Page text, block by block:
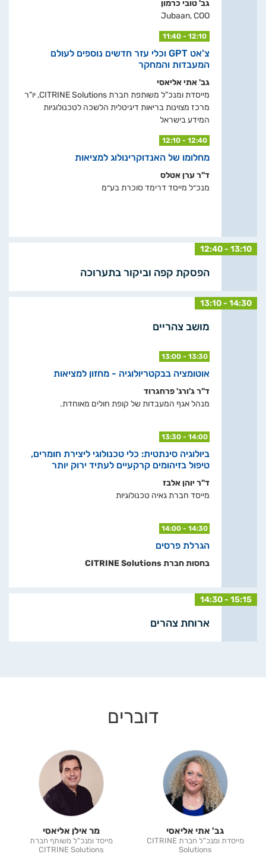
גב' טובי כרמון
Jubaan, COO
11:40 - 12:10
צ'אט GPT וכלי עזר חדשים נוספים לעולם
המעבדות והמחקר
גב' אתי אליאסי
מייסדת ומנכ"ל משותפת חברת CITRINE Solutions, יו"ר
מרכז מצוינות בריאות דיגיטלית הלשכה לטכנולוגיות
המידע בישראל
12:10 - 12:40
מחלומו של האנדוקרינולוג למציאות
ד"ר ערן אטלס
מנכ״ל מייסד דרימד סוכרת בע״מ
12:40 - 13:10
הפסקת קפה וביקור בתערוכה
13:10 - 14:30
מושב צהריים
13:00 - 13:30
אוטומציה בבקטריולוגיה - מחזון למציאות
ד"ר ג'ורג' פרחגרוד
מנהל אגף המעבדות של קופת חולים מאוחדת.
13:30 - 14:00
ביולוגיה סינתטית: כלי טכנולוגי ליצירת חומרים,
טיפול בזיהומים קרקעיים לעתיד ירוק יותר
ד"ר יוהן אלבז
מייסד חברת גאיה טכנולוגיות
14:00 - 14:30
הגרלת פרסים
בחסות חברת CITRINE Solutions
14:30 - 15:15
ארוחת צהרים
דוברים
גב' אתי אליאסי
מייסדת ומנכ"ל חברת CITRINE
Solutions
מר אילן אליאסי
מייסד ומנכ"ל משותף חברת
CITRINE Solutions